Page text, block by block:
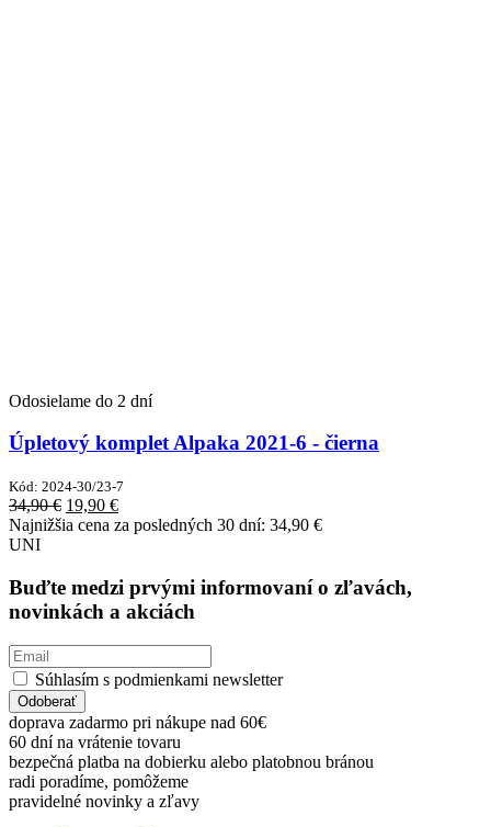
Odosielame do 2 dní
Úpletový komplet Alpaka 2021-6 - čierna
Kód: 2024-30/23-7
34,90€ Original
price
19,90 €Current
price
Najnižšia cena za posledných 30 dní: 34,90 €
UNI
Buďte medzi prvými informovaní o zľavách,
novinkách a akciách
Súhlasím s podmienkami newsletter
Odoberať
doprava zadarmo pri nákupe nad 60€
60 dní na vrátenie tovaru
bezpečná platba na dobierku alebo platobnou bránou
radi poradíme, pomôžeme
pravidelné novinky a zľavy